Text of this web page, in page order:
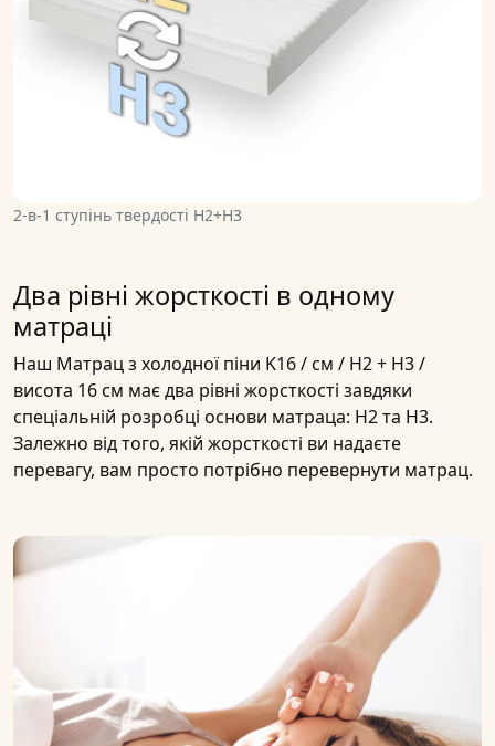
2-в-1 ступінь твердості H2+H3
Два рівні жорсткості в одному
матраці
Наш Матрац з холодної піни K16 / см / H2 + H3 /
висота 16 см має два рівні жорсткості завдяки
спеціальній розробці основи матраца: H2 та H3.
Залежно від того, якій жорсткості ви надаєте
перевагу, вам просто потрібно перевернути матрац.